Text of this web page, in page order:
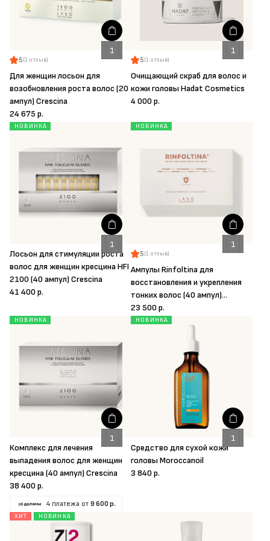
5(1 отзыв)
Для женщин лосьон для
возобновления роста волос (20
ампул) Crescina
24 675 р.
5(1 отзыв)
Очищающий скраб для волос и
кожи головы Hadat Cosmetics
4 000 р.
НОВИНКА
Лосьон для стимуляции роста
волос для женщин кресцина HFI
2100 (40 ампул) Crescina
41 400 р.
НОВИНКА
5(1 отзыв)
Ампулы Rinfoltina для
восстановления и укрепления
тонких волос (40 ампул)
Crescina
23 500 р.
НОВИНКА
Комплекс для лечения
выпадения волос для женщин
кресцина (40 ампул) Crescina
38 400 р.
4 платежа от 9 600 р.
НОВИНКА
Средство для сухой кожи
головы Moroccanoil
3 840 р.
ХИТ НОВИНКА